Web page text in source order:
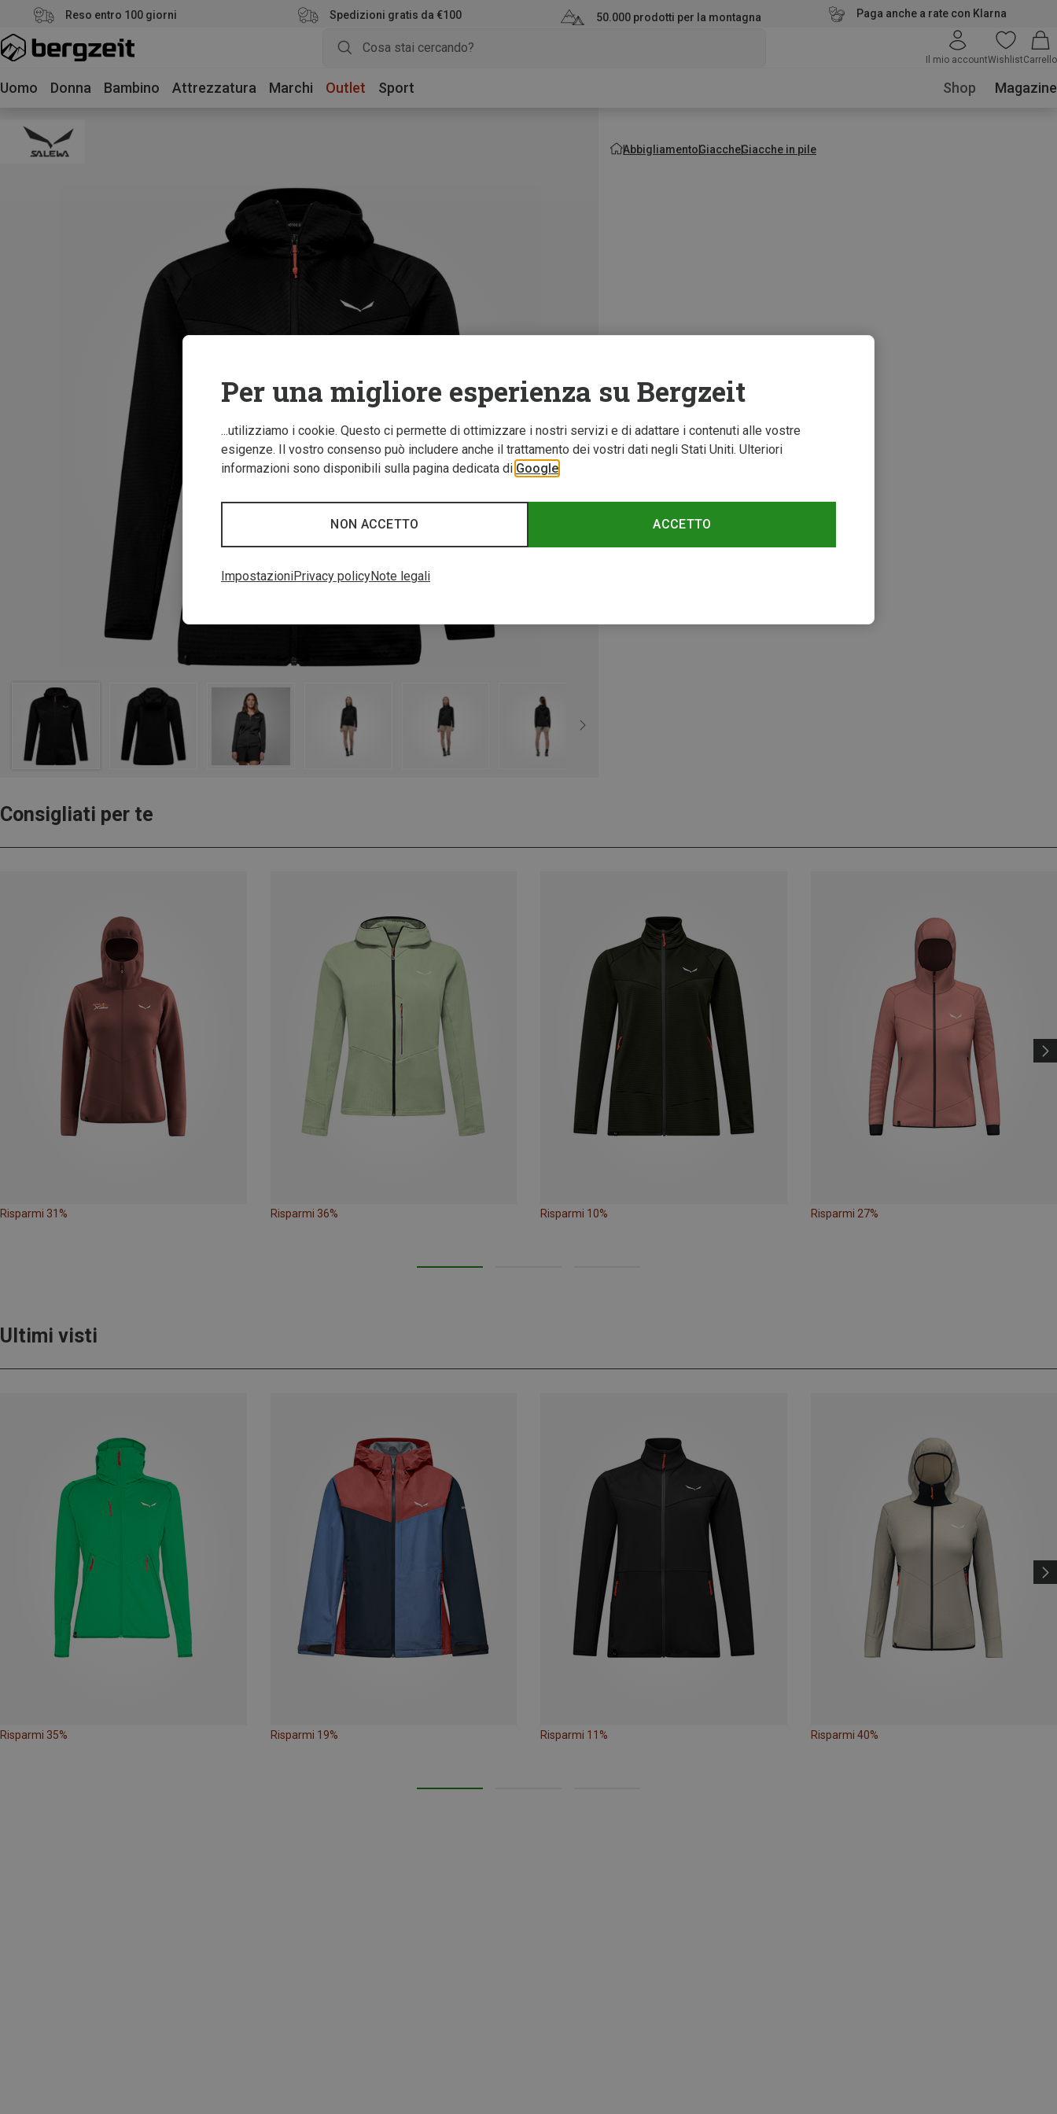
Reso entro 100 giorni Spedizioni gratis da €100 50.000 prodotti per la montagna Paga anche a rate con Klarna
Il mio accountWishlistCarrello
Uomo Donna Bambino Attrezzatura Marchi Outlet Sport Shop Magazine
AbbigliamentoGiaccheGiacche in pile
Consigliati per te
Risparmi 31% Risparmi 36% Risparmi 10% Risparmi 27%
Ultimi visti
Risparmi 35% Risparmi 19% Risparmi 11% Risparmi 40%
Per una migliore esperienza su Bergzeit
...utilizziamo i cookie. Questo ci permette di ottimizzare i nostri servizi e di adattare i contenuti alle vostre
esigenze. Il vostro consenso può includere anche il trattamento dei vostri dati negli Stati Uniti. Ulteriori
informazioni sono disponibili sulla pagina dedicata di Google
ACCETTO
NON ACCETTO
ImpostazioniPrivacy policyNote legali